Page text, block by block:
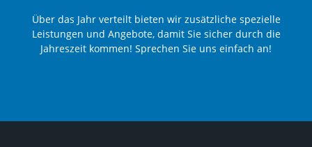
Über das Jahr verteilt bieten wir zusätzliche spezielle
Leistungen und Angebote, damit Sie sicher durch die
Jahreszeit kommen! Sprechen Sie uns einfach an!